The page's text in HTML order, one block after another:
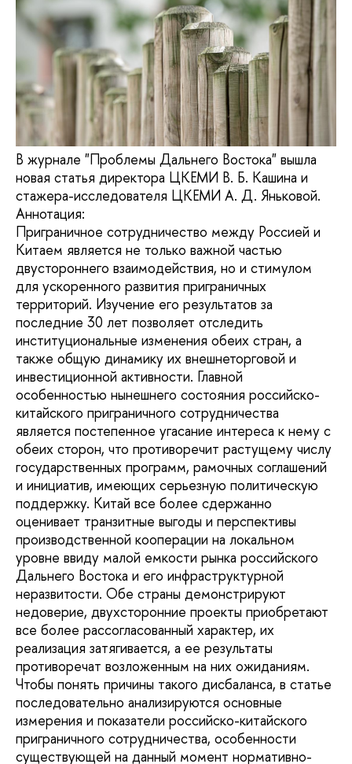
В журнале "Проблемы Дальнего Востока" вышла
новая статья директора ЦКЕМИ В. Б. Кашина и
стажера-исследователя ЦКЕМИ А. Д. Яньковой.
Аннотация:
Приграничное сотрудничество между Россией и
Китаем является не только важной частью
двустороннего взаимодействия, но и стимулом
для ускоренного развития приграничных
территорий. Изучение его результатов за
последние 30 лет позволяет отследить
институциональные изменения обеих стран, а
также общую динамику их внешнеторговой и
инвестиционной активности. Главной
особенностью нынешнего состояния российско-
китайского приграничного сотрудничества
является постепенное угасание интереса к нему с
обеих сторон, что противоречит растущему числу
государственных программ, рамочных соглашений
и инициатив, имеющих серьезную политическую
поддержку. Китай все более сдержанно
оценивает транзитные выгоды и перспективы
производственной кооперации на локальном
уровне ввиду малой емкости рынка российского
Дальнего Востока и его инфраструктурной
неразвитости. Обе страны демонстрируют
недоверие, двухсторонние проекты приобретают
все более рассогласованный характер, их
реализация затягивается, а ее результаты
противоречат возложенным на них ожиданиям.
Чтобы понять причины такого дисбаланса, в статье
последовательно анализируются основные
измерения и показатели российско-китайского
приграничного сотрудничества, особенности
существующей на данный момент нормативно-